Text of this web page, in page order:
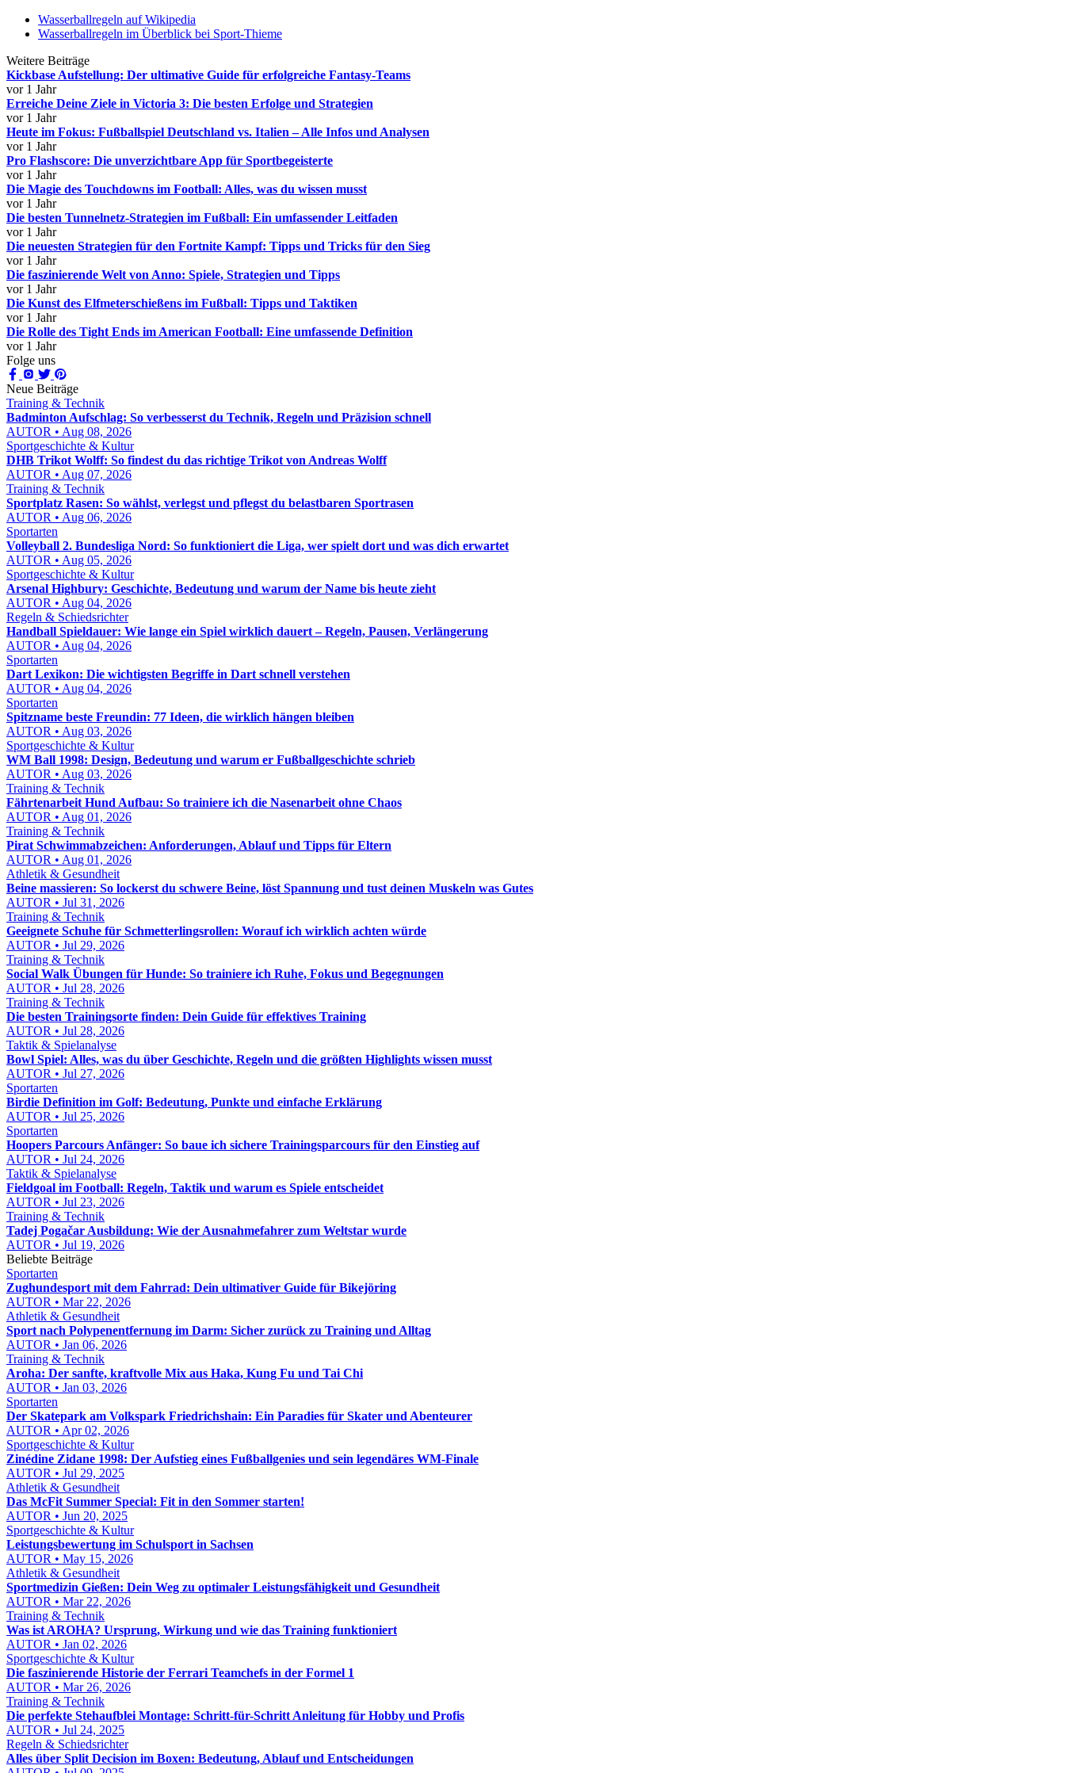
Wasserballregeln auf Wikipedia
Wasserballregeln im Überblick bei Sport-Thieme
Weitere Beiträge
Kickbase Aufstellung: Der ultimative Guide für erfolgreiche Fantasy-Teams
vor 1 Jahr
Erreiche Deine Ziele in Victoria 3: Die besten Erfolge und Strategien
vor 1 Jahr
Heute im Fokus: Fußballspiel Deutschland vs. Italien – Alle Infos und Analysen
vor 1 Jahr
Pro Flashscore: Die unverzichtbare App für Sportbegeisterte
vor 1 Jahr
Die Magie des Touchdowns im Football: Alles, was du wissen musst
vor 1 Jahr
Die besten Tunnelnetz-Strategien im Fußball: Ein umfassender Leitfaden
vor 1 Jahr
Die neuesten Strategien für den Fortnite Kampf: Tipps und Tricks für den Sieg
vor 1 Jahr
Die faszinierende Welt von Anno: Spiele, Strategien und Tipps
vor 1 Jahr
Die Kunst des Elfmeterschießens im Fußball: Tipps und Taktiken
vor 1 Jahr
Die Rolle des Tight Ends im American Football: Eine umfassende Definition
vor 1 Jahr
Folge uns
Neue Beiträge
Training & Technik
Badminton Aufschlag: So verbesserst du Technik, Regeln und Präzision schnell
AUTOR • Aug 08, 2026
Sportgeschichte & Kultur
DHB Trikot Wolff: So findest du das richtige Trikot von Andreas Wolff
AUTOR • Aug 07, 2026
Training & Technik
Sportplatz Rasen: So wählst, verlegst und pflegst du belastbaren Sportrasen
AUTOR • Aug 06, 2026
Sportarten
Volleyball 2. Bundesliga Nord: So funktioniert die Liga, wer spielt dort und was dich erwartet
AUTOR • Aug 05, 2026
Sportgeschichte & Kultur
Arsenal Highbury: Geschichte, Bedeutung und warum der Name bis heute zieht
AUTOR • Aug 04, 2026
Regeln & Schiedsrichter
Handball Spieldauer: Wie lange ein Spiel wirklich dauert – Regeln, Pausen, Verlängerung
AUTOR • Aug 04, 2026
Sportarten
Dart Lexikon: Die wichtigsten Begriffe in Dart schnell verstehen
AUTOR • Aug 04, 2026
Sportarten
Spitzname beste Freundin: 77 Ideen, die wirklich hängen bleiben
AUTOR • Aug 03, 2026
Sportgeschichte & Kultur
WM Ball 1998: Design, Bedeutung und warum er Fußballgeschichte schrieb
AUTOR • Aug 03, 2026
Training & Technik
Fährtenarbeit Hund Aufbau: So trainiere ich die Nasenarbeit ohne Chaos
AUTOR • Aug 01, 2026
Training & Technik
Pirat Schwimmabzeichen: Anforderungen, Ablauf und Tipps für Eltern
AUTOR • Aug 01, 2026
Athletik & Gesundheit
Beine massieren: So lockerst du schwere Beine, löst Spannung und tust deinen Muskeln was Gutes
AUTOR • Jul 31, 2026
Training & Technik
Geeignete Schuhe für Schmetterlingsrollen: Worauf ich wirklich achten würde
AUTOR • Jul 29, 2026
Training & Technik
Social Walk Übungen für Hunde: So trainiere ich Ruhe, Fokus und Begegnungen
AUTOR • Jul 28, 2026
Training & Technik
Die besten Trainingsorte finden: Dein Guide für effektives Training
AUTOR • Jul 28, 2026
Taktik & Spielanalyse
Bowl Spiel: Alles, was du über Geschichte, Regeln und die größten Highlights wissen musst
AUTOR • Jul 27, 2026
Sportarten
Birdie Definition im Golf: Bedeutung, Punkte und einfache Erklärung
AUTOR • Jul 25, 2026
Sportarten
Hoopers Parcours Anfänger: So baue ich sichere Trainingsparcours für den Einstieg auf
AUTOR • Jul 24, 2026
Taktik & Spielanalyse
Fieldgoal im Football: Regeln, Taktik und warum es Spiele entscheidet
AUTOR • Jul 23, 2026
Training & Technik
Tadej Pogačar Ausbildung: Wie der Ausnahmefahrer zum Weltstar wurde
AUTOR • Jul 19, 2026
Beliebte Beiträge
Sportarten
Zughundesport mit dem Fahrrad: Dein ultimativer Guide für Bikejöring
AUTOR • Mar 22, 2026
Athletik & Gesundheit
Sport nach Polypenentfernung im Darm: Sicher zurück zu Training und Alltag
AUTOR • Jan 06, 2026
Training & Technik
Aroha: Der sanfte, kraftvolle Mix aus Haka, Kung Fu und Tai Chi
AUTOR • Jan 03, 2026
Sportarten
Der Skatepark am Volkspark Friedrichshain: Ein Paradies für Skater und Abenteurer
AUTOR • Apr 02, 2026
Sportgeschichte & Kultur
Zinédine Zidane 1998: Der Aufstieg eines Fußballgenies und sein legendäres WM-Finale
AUTOR • Jul 29, 2025
Athletik & Gesundheit
Das McFit Summer Special: Fit in den Sommer starten!
AUTOR • Jun 20, 2025
Sportgeschichte & Kultur
Leistungsbewertung im Schulsport in Sachsen
AUTOR • May 15, 2026
Athletik & Gesundheit
Sportmedizin Gießen: Dein Weg zu optimaler Leistungsfähigkeit und Gesundheit
AUTOR • Mar 22, 2026
Training & Technik
Was ist AROHA? Ursprung, Wirkung und wie das Training funktioniert
AUTOR • Jan 02, 2026
Sportgeschichte & Kultur
Die faszinierende Historie der Ferrari Teamchefs in der Formel 1
AUTOR • Mar 26, 2026
Training & Technik
Die perfekte Stehaufblei Montage: Schritt-für-Schritt Anleitung für Hobby und Profis
AUTOR • Jul 24, 2025
Regeln & Schiedsrichter
Alles über Split Decision im Boxen: Bedeutung, Ablauf und Entscheidungen